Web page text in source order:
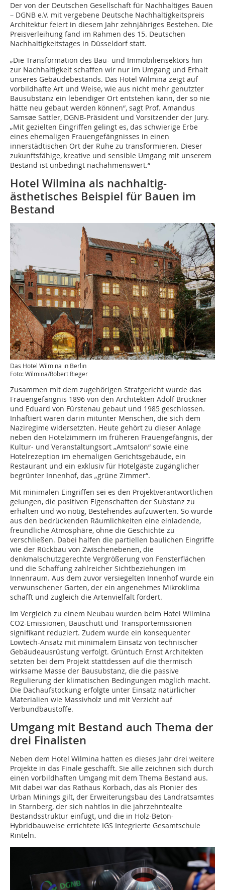
Der von der Deutschen Gesellschaft für Nachhaltiges Bauen
– DGNB e.V. mit vergebene Deutsche Nachhaltigkeitspreis
Architektur feiert in diesem Jahr zehnjähriges Bestehen. Die
Preisverleihung fand im Rahmen des 15. Deutschen
Nachhaltigkeitstages in Düsseldorf statt.
„Die Transformation des Bau- und Immobiliensektors hin
zur Nachhaltigkeit schaffen wir nur im Umgang und Erhalt
unseres Gebäudebestands. Das Hotel Wilmina zeigt auf
vorbildhafte Art und Weise, wie aus nicht mehr genutzter
Bausubstanz ein lebendiger Ort entstehen kann, der so nie
hätte neu gebaut werden können“, sagt Prof. Amandus
Samsøe Sattler, DGNB-Präsident und Vorsitzender der Jury.
„Mit gezielten Eingriffen gelingt es, das schwierige Erbe
eines ehemaligen Frauengefängnisses in einen
innerstädtischen Ort der Ruhe zu transformieren. Dieser
zukunftsfähige, kreative und sensible Umgang mit unserem
Bestand ist unbedingt nachahmenswert.“
Hotel Wilmina als nachhaltig-
ästhetisches Beispiel für Bauen im
Bestand
Das Hotel Wilmina in Berlin
Foto: Wilmina/Robert Rieger
Zusammen mit dem zugehörigen Strafgericht wurde das
Frauengefängnis 1896 von den Architekten Adolf Brückner
und Eduard von Fürstenau gebaut und 1985 geschlossen.
Inhaftiert waren darin mitunter Menschen, die sich dem
Naziregime widersetzten. Heute gehört zu dieser Anlage
neben den Hotelzimmern im früheren Frauengefängnis, der
Kultur- und Veranstaltungsort „Amtsalon“ sowie eine
Hotelrezeption im ehemaligen Gerichtsgebäude, ein
Restaurant und ein exklusiv für Hotelgäste zugänglicher
begrünter Innenhof, das „grüne Zimmer“.
Mit minimalen Eingriffen sei es den Projektverantwortlichen
gelungen, die positiven Eigenschaften der Substanz zu
erhalten und wo nötig, Bestehendes aufzuwerten. So wurde
aus den bedrückenden Räumlichkeiten eine einladende,
freundliche Atmosphäre, ohne die Geschichte zu
verschließen. Dabei halfen die partiellen baulichen Eingriffe
wie der Rückbau von Zwischenebenen, die
denkmalschutzgerechte Vergrößerung von Fensterflächen
und die Schaffung zahlreicher Sichtbeziehungen im
Innenraum. Aus dem zuvor versiegelten Innenhof wurde ein
verwunschener Garten, der ein angenehmes Mikroklima
schafft und zugleich die Artenvielfalt fördert.
Im Vergleich zu einem Neubau wurden beim Hotel Wilmina
CO2-Emissionen, Bauschutt und Transportemissionen
signifikant reduziert. Zudem wurde ein konsequenter
Lowtech-Ansatz mit minimalem Einsatz von technischer
Gebäudeausrüstung verfolgt. Grüntuch Ernst Architekten
setzten bei dem Projekt stattdessen auf die thermisch
wirksame Masse der Bausubstanz, die die passive
Regulierung der klimatischen Bedingungen möglich macht.
Die Dachaufstockung erfolgte unter Einsatz natürlicher
Materialien wie Massivholz und mit Verzicht auf
Verbundbaustoffe.
Umgang mit Bestand auch Thema der
drei Finalisten
Neben dem Hotel Wilmina hatten es dieses Jahr drei weitere
Projekte in das Finale geschafft. Sie alle zeichnen sich durch
einen vorbildhaften Umgang mit dem Thema Bestand aus.
Mit dabei war das Rathaus Korbach, das als Pionier des
Urban Minings gilt, der Erweiterungsbau des Landratsamtes
in Starnberg, der sich nahtlos in die jahrzehntealte
Bestandsstruktur einfügt, und die in Holz-Beton-
Hybridbauweise errichtete IGS Integrierte Gesamtschule
Rinteln.